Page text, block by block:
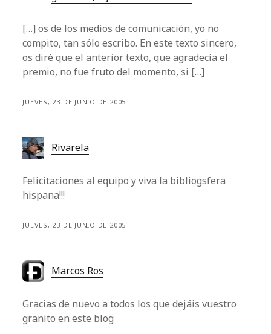
[…] os de los medios de comunicación, yo no
compito, tan sólo escribo. En este texto sincero,
os diré que el anterior texto, que agradecía el
premio, no fue fruto del momento, si […]
JUEVES, 23 DE JUNIO DE 2005
Rivarela
Felicitaciones al equipo y viva la bibliogsfera
hispana!!!
JUEVES, 23 DE JUNIO DE 2005
Marcos Ros
Gracias de nuevo a todos los que dejáis vuestro
granito en este blog